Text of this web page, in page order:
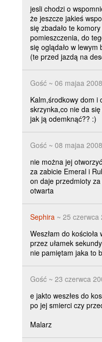
jesli chodzi o
że jeszcze jakieś
się zbadało te
pomieszczenia, do
się oglądało w
(te przed jazdą na
Gość ~ 06 majaa
Kalm,środkowy dom i
skrzynka,co nie da
jak ją odemknąć?? :)
Gość ~ 08 majaa
nie można jej
za zabicie Emeral i
on daje przedmioty
otwarta
Sephira ~ 25 czerwca
Weszłam do
przez ułamek
nie pamiętam jaka to
Gość ~ 23 czerwca
e jakto weszłes do
po jej smierci czy
Malarz